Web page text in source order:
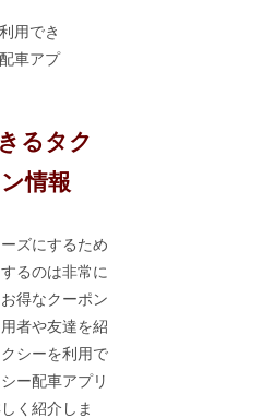
用でき
車アプ
るタク
情報
ズにするため
るのは非常に
得なクーポン
者や友達を紹
シーを利用で
ー配車アプリ
く紹介しま